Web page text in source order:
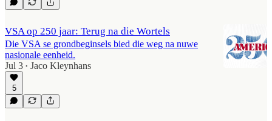
VSA op 250 jaar: Terug na die Wortels
Die VSA se grondbeginsels bied die weg na nuwe
nasionale eenheid.
Jul 3 • Jaco Kleynhans
5